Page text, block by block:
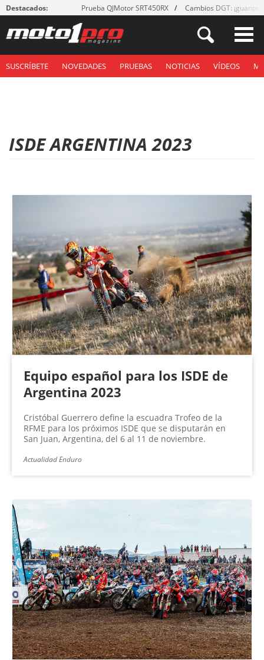
Destacados: Prueba QJMotor SRT450RX Cambios DGT: ¡guantes!
SUSCRÍBETE NOVEDADES PRUEBAS NOTICIAS VÍDEOS
ISDE ARGENTINA 2023
Equipo español para los ISDE de
Argentina 2023
Cristóbal Guerrero define la escuadra Trofeo de la
RFME para los próximos ISDE que se disputarán en
San Juan, Argentina, del 6 al 11 de noviembre.
Actualidad Enduro